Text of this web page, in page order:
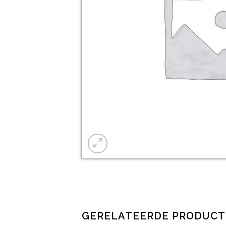
GERELATEERDE